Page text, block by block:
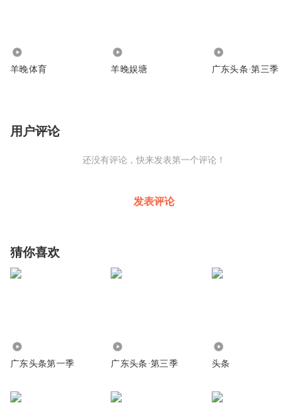
羊晚体育 羊晚娱塘 广东头条·第三季
用户评论
还没有评论，快来发表第一个评论！
发表评论
猜你喜欢
广东头条第一季 广东头条·第三季 头条